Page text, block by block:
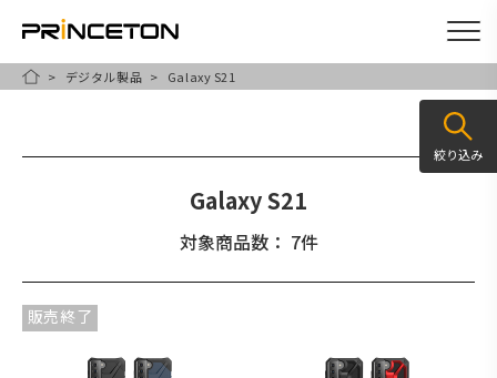
HOMEデジタル製品 Galaxy S21
Galaxy S21
対象商品数： 7件
販売終了
絞り込み